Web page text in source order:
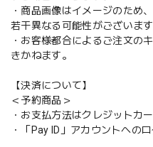
・商品画像はイメージのため
若干異なる可能性がございます
・お客様都合によるご注文の
きかねます。
【決済について】
＜予約商品＞
・お支払方法はクレジットカ
・「Pay ID」アカウントへの